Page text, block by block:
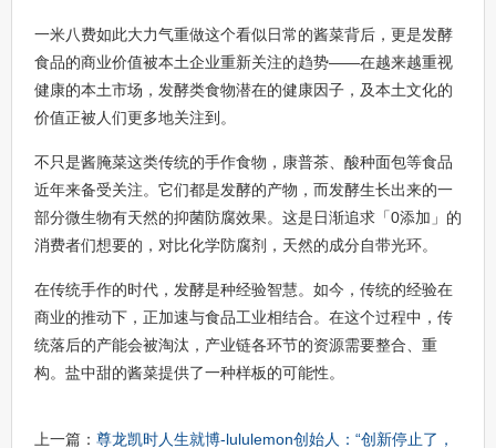
一米八费如此大力气重做这个看似日常的酱菜背后，更是发酵
食品的商业价值被本土企业重新关注的趋势——在越来越重视
健康的本土市场，发酵类食物潜在的健康因子，及本土文化的
价值正被人们更多地关注到。
不只是酱腌菜这类传统的手作食物，康普茶、酸种面包等食品
近年来备受关注。它们都是发酵的产物，而发酵生长出来的一
部分微生物有天然的抑菌防腐效果。这是日渐追求「0添加」的
消费者们想要的，对比化学防腐剂，天然的成分自带光环。
在传统手作的时代，发酵是种经验智慧。如今，传统的经验在
商业的推动下，正加速与食品工业相结合。在这个过程中，传
统落后的产能会被淘汰，产业链各环节的资源需要整合、重
构。盐中甜的酱菜提供了一种样板的可能性。
上一篇： 尊龙凯时人生就博-lululemon创始人：“创新停止了，